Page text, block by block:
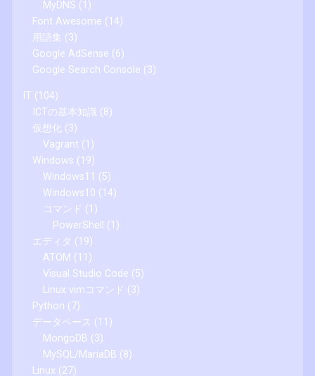
MyDNS (1)
Font Awesome (14)
用語集 (3)
Google AdSense (6)
Google Search Console (3)
IT (104)
ICTの基本知識 (8)
仮想化 (3)
Vagrant (1)
Windows (19)
Windows11 (5)
Windows10 (14)
コマンド (1)
PowerShell
(1)
エディタ (19)
ATOM (11)
Visual Studio Code (5)
Linux vimコマンド (3)
Python (7)
データベース (11)
MongoDB (3)
MySQL/MariaDB (8)
Linux (27)